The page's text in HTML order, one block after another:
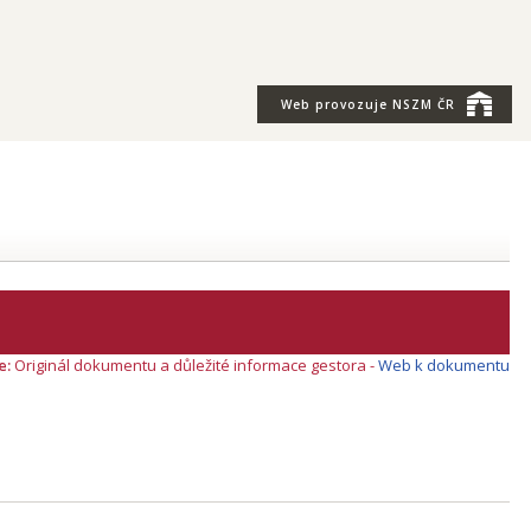
Web provozuje NSZM ČR
Originál dokumentu a důležité informace gestora -Web k dokumentu